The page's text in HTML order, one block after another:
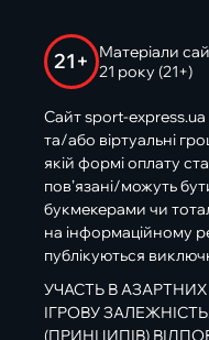
21+
Матеріали
21 року (21+)
Сайт sport-express.ua
та/або віртуальні
якій формі оплату
пов’язані/можуть
букмекерами чи
на інформаційному
публікуються
УЧАСТЬ В
ІГРОВУ
(ПРИНЦИПІВ)